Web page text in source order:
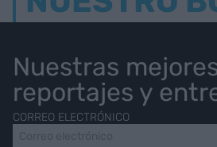
Nuestras
reportajes y
CORREO ELECTRÓNICO